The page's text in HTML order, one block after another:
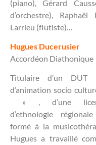
(piano), Gérard
d’orchestre),
Larrieu (flutiste)…
Hugues Ducerusier
Accordéon Diathonique
Titulaire d’un
d’animation socio
» , d’une
d’ethnologie
formé à la
Hugues a travaillé